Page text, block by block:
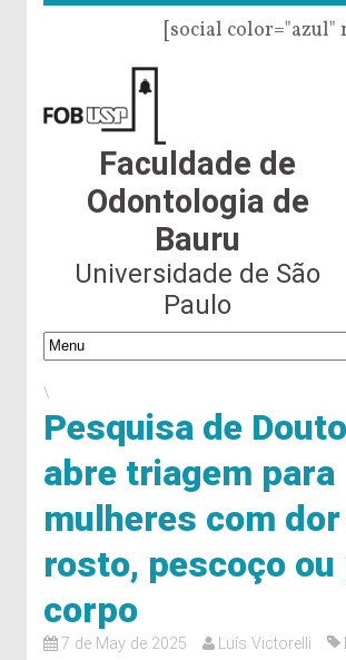
[social color="azul"
Faculdade de
Odontologia de
Bauru
Universidade de São
Paulo
\
Pesquisa de
abre triagem para
mulheres com
rosto, pescoço ou
corpo
7 de May de 2025 Luís Victorelli